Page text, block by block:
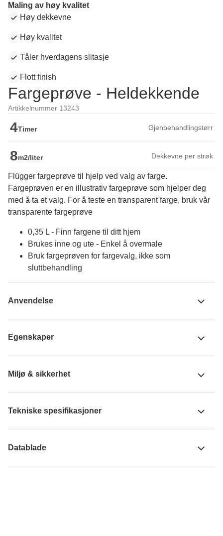
Maling av høy kvalitet
Høy dekkevne
Høy kvalitet
Tåler hverdagens slitasje
Flott finish
Fargeprøve - Heldekkende
Artikkelnummer 13243
4Timer Gjenbehandlingstørr
8m2/liter Dekkevne per strøk
Flügger fargeprøve til hjelp ved valg av farge.
Fargeprøven er en illustrativ fargeprøve som hjelper deg
med å ta et valg. For å teste en transparent farge, bruk vår
transparente fargeprøve
0,35 L - Finn fargene til ditt hjem
Brukes inne og ute - Enkel å overmale
Bruk fargeprøven for fargevalg, ikke som
sluttbehandling
Anvendelse
Egenskaper
Miljø & sikkerhet
Tekniske spesifikasjoner
Datablade